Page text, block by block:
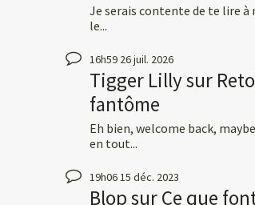
Je serais contente de te lire à
le...
16h59 26juil. 2026
Tigger Lillysur
fantôme
Eh bien, welcome back,
en tout...
19h0615 déc. 2023
BlopsurCe que